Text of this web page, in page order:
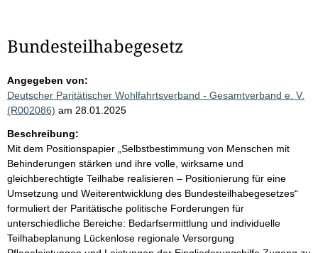
Bundesteilhabegesetz
Angegeben von:
Deutscher Paritätischer Wohlfahrtsverband - Gesamtverband e. V.
(R002086) am 28.01.2025
Beschreibung:
Mit dem Positionspapier „Selbstbestimmung von Menschen mit
Behinderungen stärken und ihre volle, wirksame und
gleichberechtigte Teilhabe realisieren – Positionierung für eine
Umsetzung und Weiterentwicklung des Bundesteilhabegesetzes“
formuliert der Paritätische politische Forderungen für
unterschiedliche Bereiche: Bedarfsermittlung und individuelle
Teilhabeplanung Lückenlose regionale Versorgung